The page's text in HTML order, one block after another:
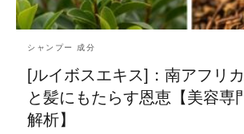
シャンプー 成分
[ルイボスエキス]：南アフリ
と髪にもたらす恩恵【美容専
解析】